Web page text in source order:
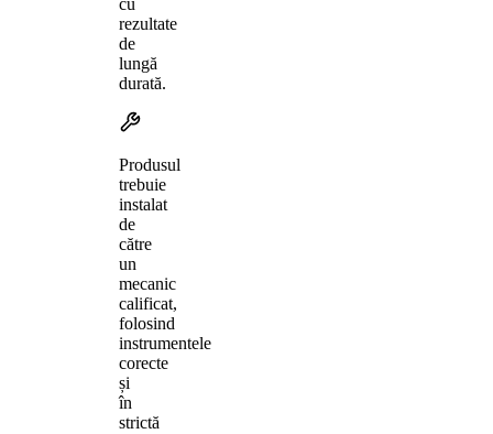
rezultate
de
lungă
durată.
Produsul
trebuie
instalat
de
către
un
mecanic
calificat,
folosind
instrumentele
corecte
și
în
strictă